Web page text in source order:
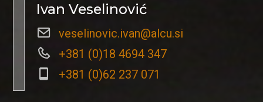
Ivan Veselinović
veselinovic.ivan@alcu.si
+381 (0)18 4694 347
+381 (0)62 237 071